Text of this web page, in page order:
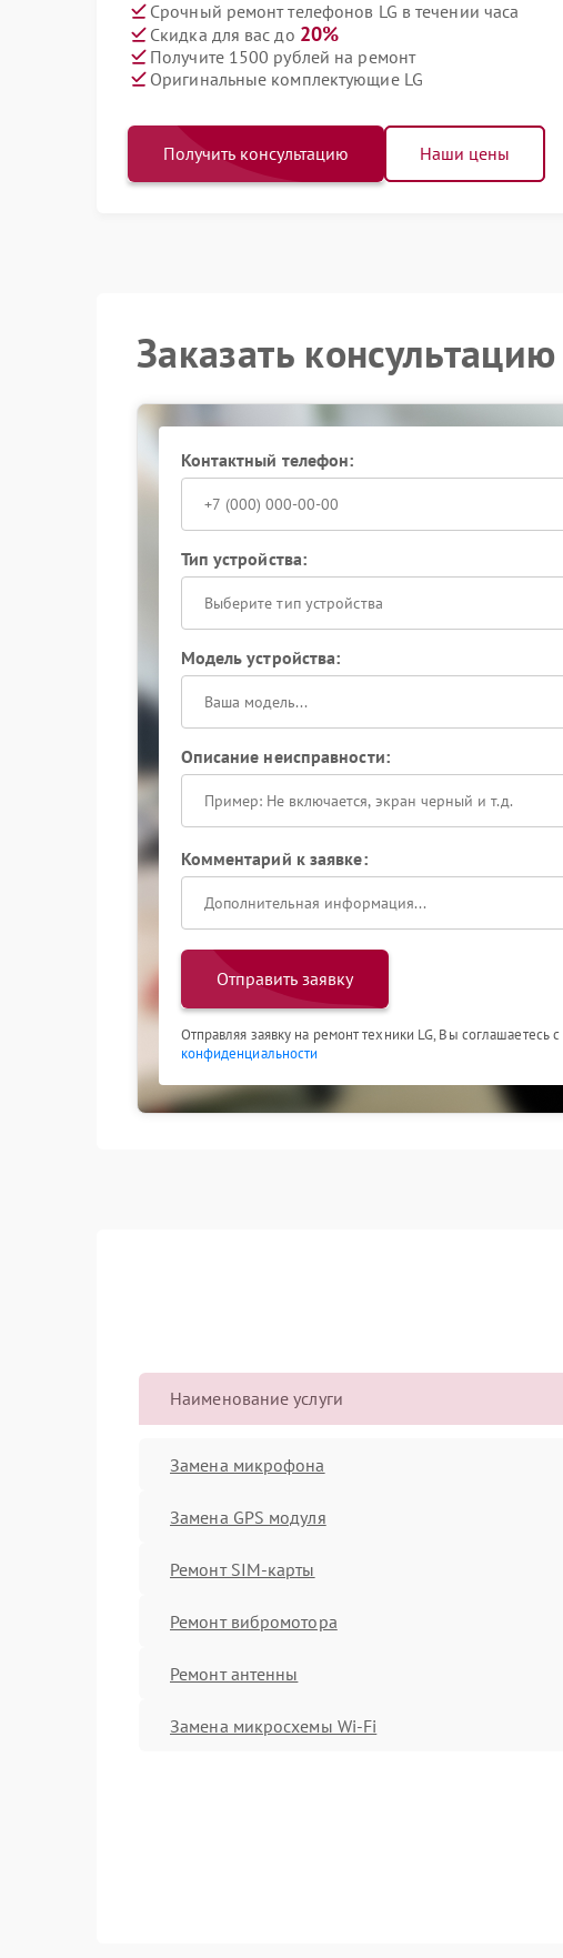
Срочный ремонт телефонов LG в течении часа
Скидка для вас до 20%
Получите 1500 рублей на ремонт
Оригинальные комплектующие LG
Получить консультацию Наши цены
Заказать консультацию
Контактный телефон:
Тип устройства:
Выберите тип устройства
Модель устройства:
Описание неисправности:
Комментарий к заявке:
Отправить заявку
Отправляя заявку на ремонт техники LG, Вы соглашаетесь с
конфиденциальности
Наименование услуги
Замена микрофона
Замена GPS модуля
Ремонт SIM-карты
Ремонт вибромотора
Ремонт антенны
Замена микросхемы Wi-Fi